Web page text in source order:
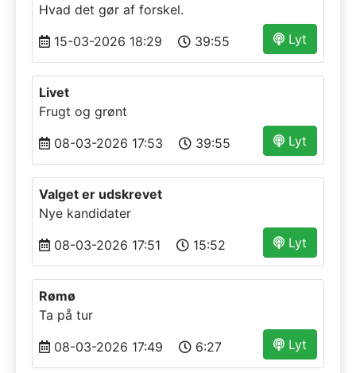
Hvad det gør af forskel.
Lyt
15-03-2026 18:29 39:55
Livet
Frugt og grønt
Lyt
08-03-2026 17:53 39:55
Valget er udskrevet
Nye kandidater
Lyt
08-03-2026 17:51 15:52
Rømø
Ta på tur
Lyt
08-03-2026 17:49 6:27